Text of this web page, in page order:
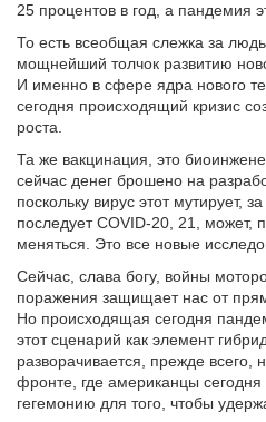
25 процентов в год, а пандемия
То есть всеобщая слежка за
мощнейший толчок развитию
И именно в сфере ядра нового
сегодня происходящий кризис
роста.
Та же вакцинация, это
сейчас денег брошено на
поскольку вирус этот мутирует,
последует COVID-20, 21, может,
меняться. Это все новые
Сейчас, слава богу, войны
поражения защищает нас от
Но происходящая сегодня
этот сценарий как элемент
разворачивается, прежде
фронте, где американцы
гегемонию для того, чтобы